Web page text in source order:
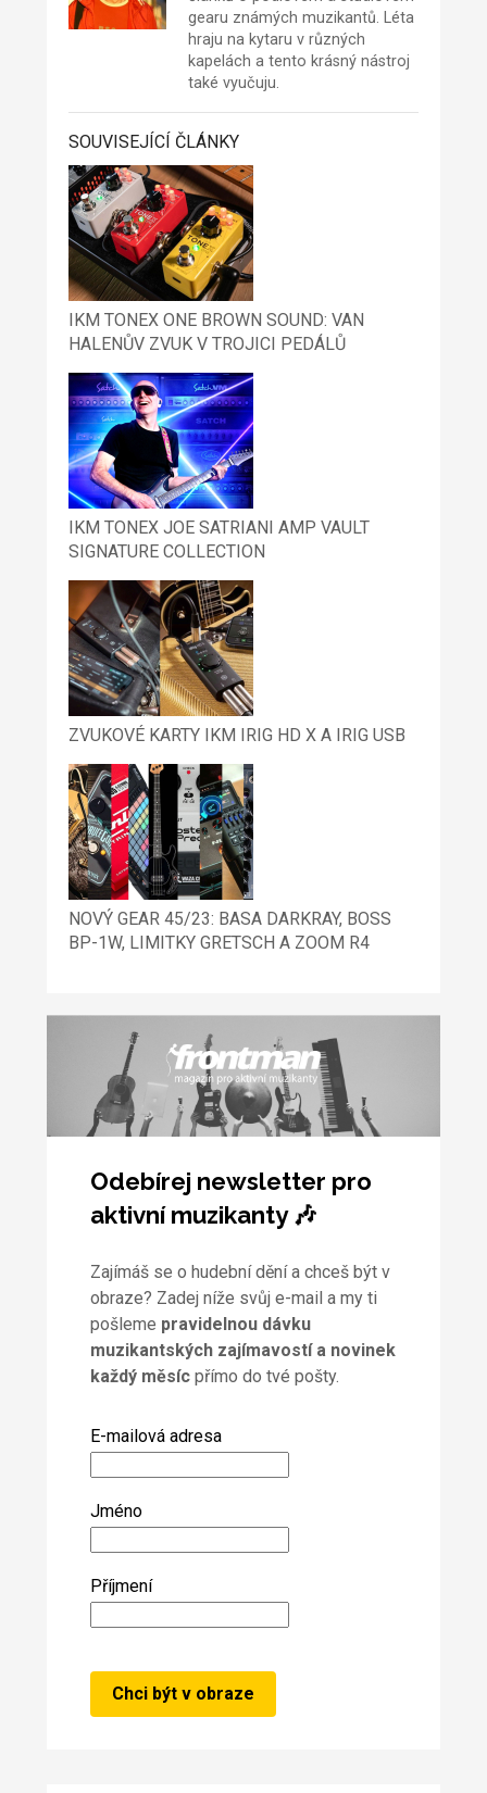
gearu známých muzikantů. Léta
hraju na kytaru v různých
kapelách a tento krásný nástroj
také vyučuju.
SOUVISEJÍCÍ ČLÁNKY
IKM TONEX ONE BROWN SOUND: VAN
HALENŮV ZVUK V TROJICI PEDÁLŮ
IKM TONEX JOE SATRIANI AMP VAULT
SIGNATURE COLLECTION
ZVUKOVÉ KARTY IKM IRIG HD X A IRIG USB
NOVÝ GEAR 45/23: BASA DARKRAY, BOSS
BP-1W, LIMITKY GRETSCH A ZOOM R4
Odebírej newsletter pro
aktivní muzikanty 🎶
Zajímáš se o hudební dění a chceš být v
obraze? Zadej níže svůj e-mail a my ti
pošleme pravidelnou dávku
muzikantských zajímavostí a novinek
každý měsícpřímo do tvé pošty.
E-mailová adresa
Jméno
Příjmení